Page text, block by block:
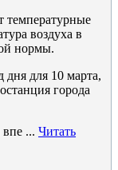
воздуха в
нормы.
для 10 марта,
города
впе ... Читать